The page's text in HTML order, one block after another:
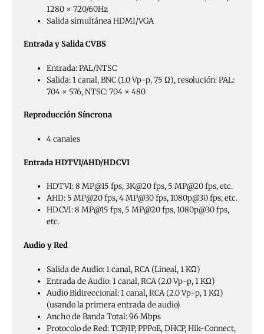
1280 × 720/60Hz
Salida simultánea HDMI/VGA
Entrada y Salida CVBS
Entrada: PAL/NTSC
Salida: 1 canal, BNC (1.0 Vp-p, 75 Ω), resolución: PAL:
704 × 576, NTSC: 704 × 480
Reproducción Síncrona
4 canales
Entrada HDTVI/AHD/HDCVI
HDTVI: 8 MP@15 fps, 3K@20 fps, 5 MP@20 fps, etc.
AHD: 5 MP@20 fps, 4 MP@30 fps, 1080p@30 fps, etc.
HDCVI: 8 MP@15 fps, 5 MP@20 fps, 1080p@30 fps,
etc.
Audio y Red
Salida de Audio: 1 canal, RCA (Lineal, 1 KΩ)
Entrada de Audio: 1 canal, RCA (2.0 Vp-p, 1 KΩ)
Audio Bidireccional: 1 canal, RCA (2.0 Vp-p, 1 KΩ)
(usando la primera entrada de audio)
Ancho de Banda Total: 96 Mbps
Protocolo de Red: TCP/IP, PPPoE, DHCP, Hik-Connect,